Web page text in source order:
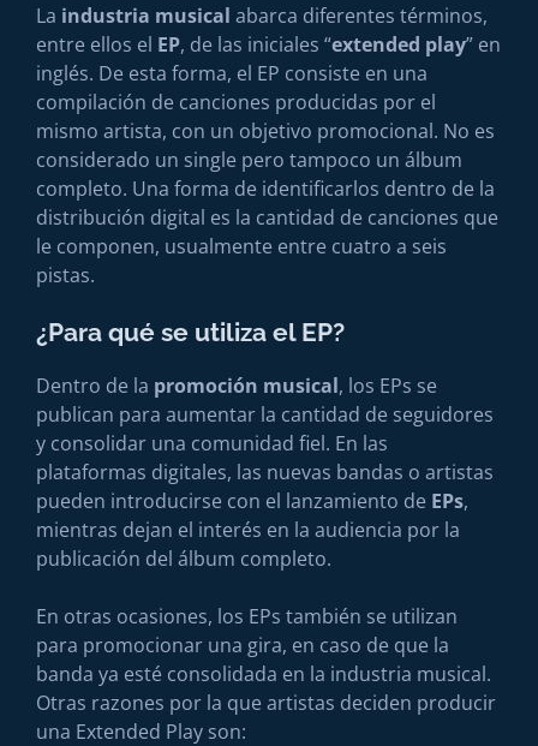
La industria musical abarca diferentes términos,
entre ellos el EP, de las iniciales “extended play” en
inglés. De esta forma, el EP consiste en una
compilación de canciones producidas por el
mismo artista, con un objetivo promocional. No es
considerado un single pero tampoco un álbum
completo. Una forma de identificarlos dentro de la
distribución digital es la cantidad de canciones que
le componen, usualmente entre cuatro a seis
pistas.
¿Para qué se utiliza el EP?
Dentro de la promoción musical, los EPs se
publican para aumentar la cantidad de seguidores
y consolidar una comunidad fiel. En las
plataformas digitales, las nuevas bandas o artistas
pueden introducirse con el lanzamiento de EPs,
mientras dejan el interés en la audiencia por la
publicación del álbum completo.
En otras ocasiones, los EPs también se utilizan
para promocionar una gira, en caso de que la
banda ya esté consolidada en la industria musical.
Otras razones por la que artistas deciden producir
una Extended Play son: